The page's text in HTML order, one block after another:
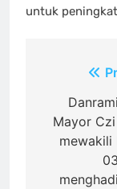
untuk
pos
Mayor
mewakili